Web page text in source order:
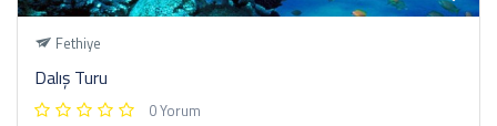
Fethiye
Dalış Turu
0 Yorum